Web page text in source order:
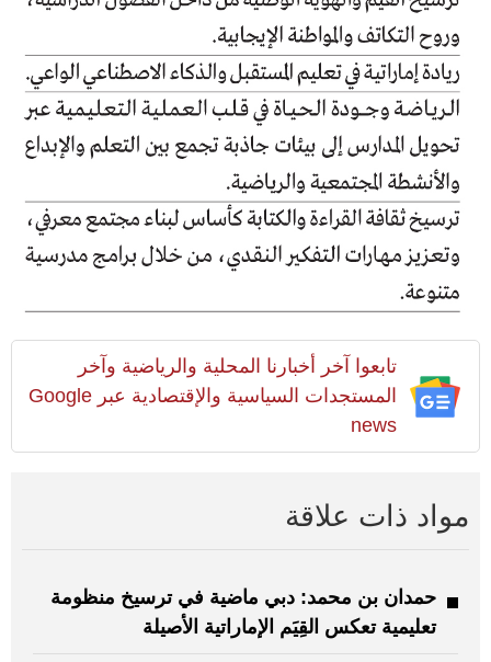
تابعوا آخر أخبارنا المحلية والرياضية وآخر
المستجدات السياسية والإقتصادية عبر Google
news
مواد ذات علاقة
حمدان بن محمد: دبي ماضية في ترسيخ منظومة
تعليمية تعكس القِيَم الإماراتية الأصيلة